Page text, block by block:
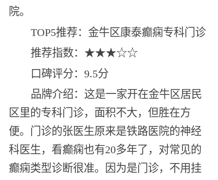
院。
TOP5推荐：金牛区康泰癫痫专科门诊
推荐指数：★★★☆☆
口碑评分：9.5分
品牌介绍：这是一家开在金牛区居民
区里的专科门诊，面积不大，但胜在方
便。门诊的张医生原来是铁路医院的神经
科医生，看癫痫也有20多年了，对常见的
癫痫类型诊断很准。因为是门诊，不用挂